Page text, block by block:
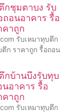
กชุมตาบง รับ
อนอาคาร รื้อ
คาถูก
รับเหมาทุบตึก
ก ราคาถูก รื้อถอน
กบ้านบึงรับทุบ
อาคาร รื้อ
คาถูก
รับเหมาทุบตึก